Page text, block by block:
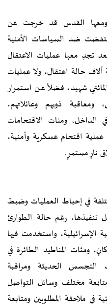
ومعها القدس قد خرجت عن
ضد السياسات الأمنية
تجدِ معها عمليات الاعتقال
حالة اعتقال، ولا عمليات
شهيد، فضلاً عن استمرار
ذويهم وعائلاتهم،
الداخل، ومئات الاقتحامات
اقتحام عسكرية وأمنية،
نارٍ مستمرٍ.
في إحباط العمليات وضبط
تنفيذها، رغم حالة الطوارئ
الإسرائيلية، واستخدمت فيها
ومئات المناطيد الطائرة في
التجسس الحديثة ومراقبة
مختلف وسائل التواصل
في ملاحقة المطلوبين ومتابعة